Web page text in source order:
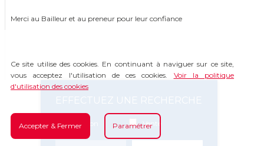
Merci au Bailleur et au preneur pour leur confiance
Location Vente
Ce site utilise des cookies. En continuant à naviguer sur ce site,
vous acceptez l'utilisation de ces cookies. Voir la politique
d'utilisation des cookies
Accepter & Fermer Paramétrer